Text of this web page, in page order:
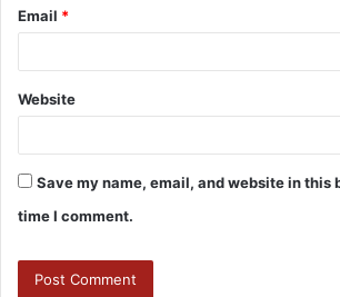
Email *
Website
Save my name, email, and website in this
time I comment.